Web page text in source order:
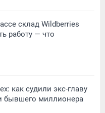
склад Wildberries
работу — что
как судили экс-главу
бывшего миллионера